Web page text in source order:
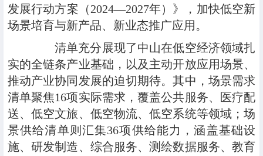
发展行动方案（2024—2027年）》，加快低空新
场景培育与新产品、新业态推广应用。
清单充分展现了中山在低空经济领域扎
实的全链条产业基础，以及主动开放应用场景、
推动产业协同发展的迫切期待。其中，场景需求
清单聚焦16项实际需求，覆盖公共服务、医疗配
送、低空文旅、低空物流、低空系统等领域；场
景供给清单则汇集36项供给能力，涵盖基础设
施、研发制造、综合服务、测绘数据服务、教育